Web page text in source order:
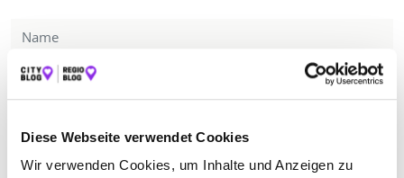
Diese Webseite verwendet Cookies
Wir verwenden Cookies, um Inhalte und Anzeigen zu